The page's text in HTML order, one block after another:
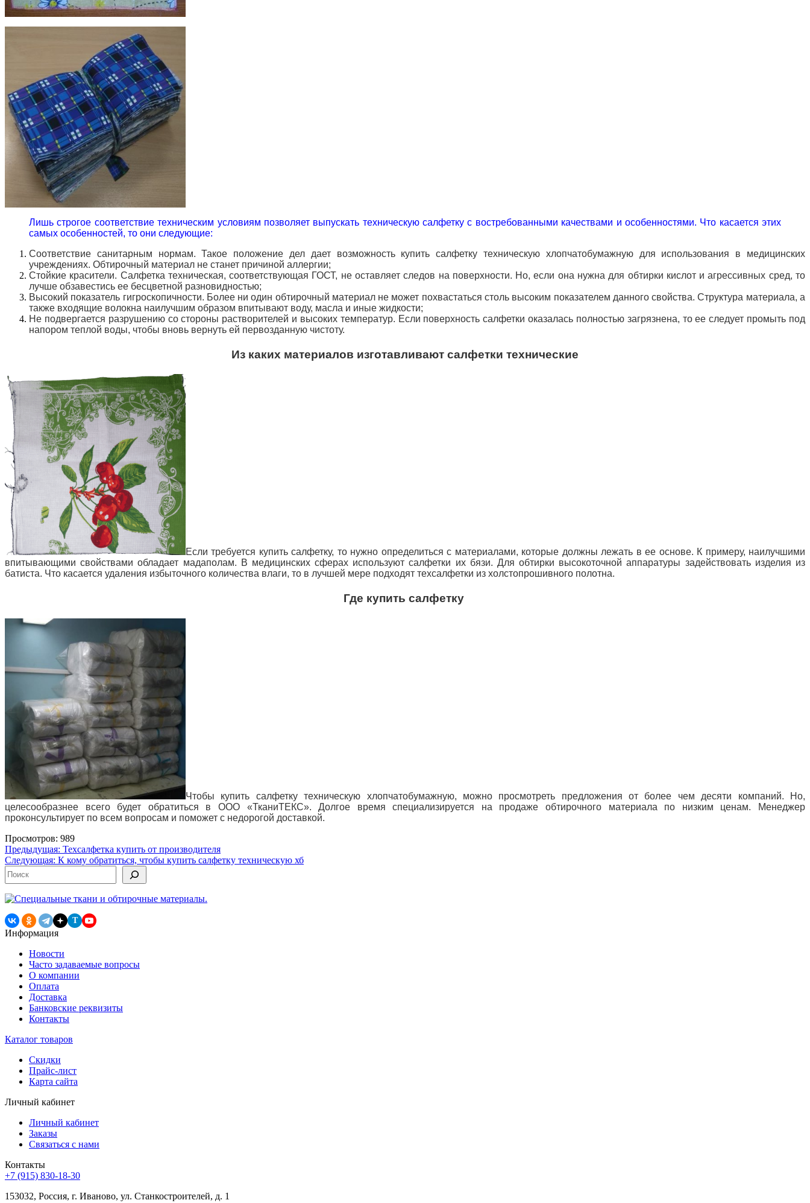
Лишь строгое соответствие техническим условиям позволяет выпускать техническую салфетку с востребованными качествами и особенностями. Что касается этих
самых особенностей, то они следующие:
Соответствие санитарным нормам. Такое положение дел дает возможность купить салфетку техническую хлопчатобумажную для использования в медицинских
учреждениях. Обтирочный материал не станет причиной аллергии;
Стойкие красители. Салфетка техническая, соответствующая ГОСТ, не оставляет следов на поверхности. Но, если она нужна для обтирки кислот и агрессивных сред, то
лучше обзавестись ее бесцветной разновидностью;
Высокий показатель гигроскопичности. Более ни один обтирочный материал не может похвастаться столь высоким показателем данного свойства. Структура материала, а
также входящие волокна наилучшим образом впитывают воду, масла и иные жидкости;
Не подвергается разрушению со стороны растворителей и высоких температур. Если поверхность салфетки оказалась полностью загрязнена, то ее следует промыть под
напором теплой воды, чтобы вновь вернуть ей первозданную чистоту.
Из каких материалов изготавливают салфетки технические
Если требуется купить салфетку, то нужно определиться с материалами, которые должны лежать в ее основе. К примеру, наилучшими
впитывающими свойствами обладает мадаполам. В медицинских сферах используют салфетки их бязи. Дляобтирки высокоточной аппаратуры задействовать изделия из
батиста. Что касается удаления избыточного количества влаги, то в лучшей мере подходят техсалфетки из холстопрошивного полотна.
Где купить салфетку
Чтобы купить салфетку техническую хлопчатобумажную, можно просмотреть предложения от более чем десяти компаний. Но,
целесообразнее всего будет обратиться в ООО «ТканиТЕКС». Долгое время специализируется на продаже обтирочного материала по низким ценам. Менеджер
проконсультирует по всем вопросам и поможет с недорогой доставкой.
Просмотров: 989
Навигация
по
записям
Предыдущая: Техсалфетка купить от производителя
Следующая: К кому обратиться, чтобы купить салфетку техническую хб
Поиск
T
Информация
Новости
Часто задаваемые вопросы
О компании
Оплата
Доставка
Банковские реквизиты
Контакты
Каталог товаров
Скидки
Прайс-лист
Карта сайта
Личный кабинет
Личный кабинет
Заказы
Связаться с нами
Контакты
+7 (915) 830-18-30
153032, Россия, г. Иваново, ул. Станкостроителей, д. 1